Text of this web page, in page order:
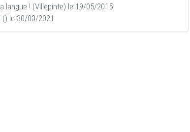
langue ! (Villepinte) le 19/05/2015
le 30/03/2021